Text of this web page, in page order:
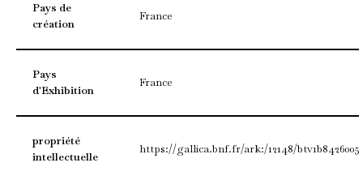
Pays de
création
France
Pays
d'Exhibition
France
propriété
intellectuelle
https://gallica.bnf.fr/ark:/12148/